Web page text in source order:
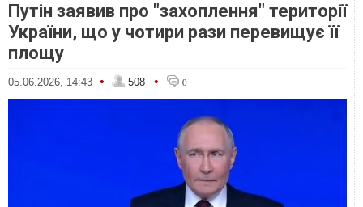
Путін заявив про "захоплення" території
України, що у чотири рази перевищує її
площу
05.06.2026, 14:43 • 508 • 0